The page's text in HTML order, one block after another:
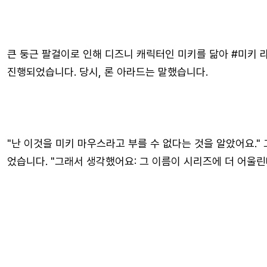
큰 둥근 팔걸이로 인해 디즈니 캐릭터인 미키를 닮아 #미키
진행되었습니다. 당시, 론 아라드는 말했습니다.
"난 이것을 미키 마우스라고 부를 수 없다는 것을 알았어요
었습니다. "그래서 생각했어요: 그 이름이 시리즈에 더 어울